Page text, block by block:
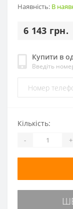
Наявність: В
6 143 грн.
Купити в
Введіть
Кількість:
- +